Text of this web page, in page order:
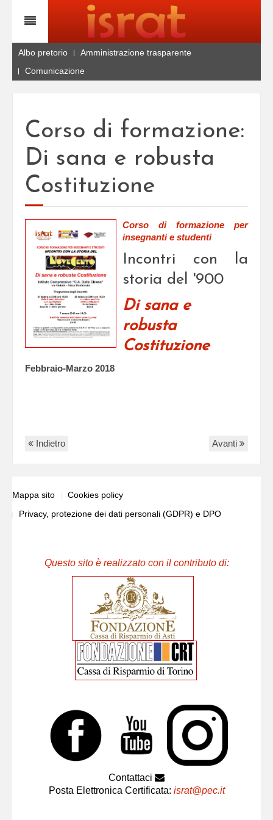
Albo pretorio
Amministrazione trasparente
Comunicazione
Corso di formazione:
Di sana e robusta
Costituzione
Corso di formazione per
insegnanti e studenti
Incontri con la
storia del '900
Di sana e
robusta
Costituzione
Febbraio-Marzo 2018
Indietro Avanti
Mappa sito
Cookies policy
Privacy, protezione dei dati personali (GDPR) e DPO
Questo sito è realizzato con il contributo di:
Contattaci
Posta Elettronica Certificata: israt@pec.it